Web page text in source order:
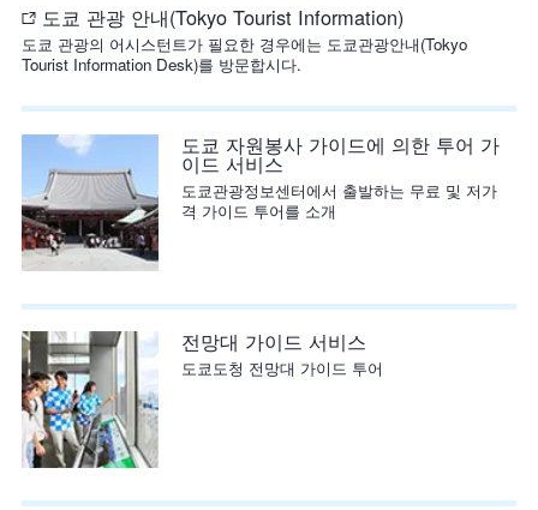
도쿄 관광 안내(Tokyo Tourist Information)
도쿄 관광의 어시스턴트가 필요한 경우에는 도쿄관광안내(Tokyo
Tourist Information Desk)를 방문합시다.
도쿄 자원봉사 가이드에 의한 투어 가
이드 서비스
도쿄관광정보센터에서 출발하는 무료 및 저가
격 가이드 투어를 소개
전망대 가이드 서비스
도쿄도청 전망대 가이드 투어